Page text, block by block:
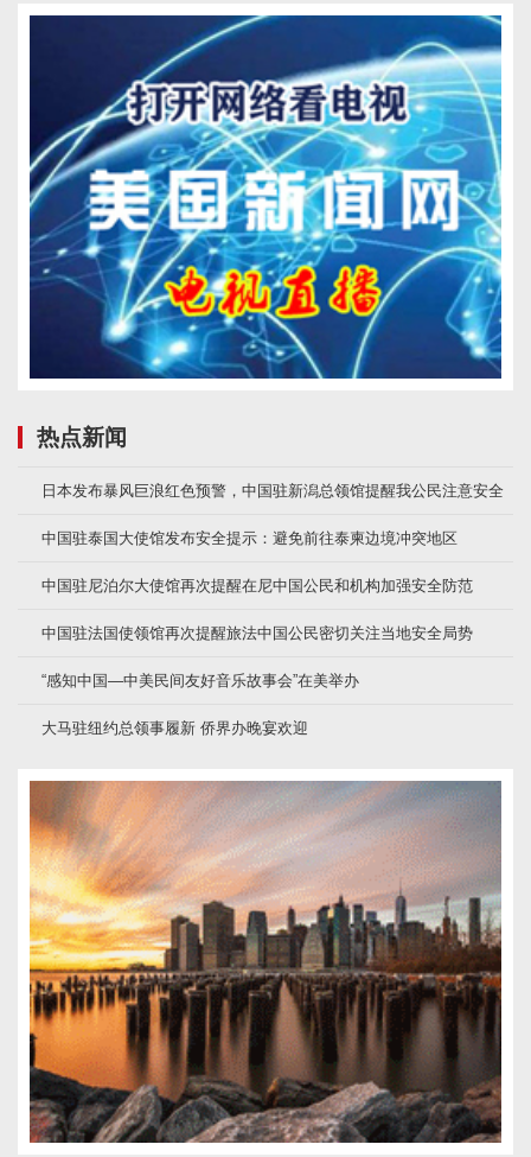
热点新闻
日本发布暴风巨浪红色预警，中国驻新潟总领馆提醒我公民注意安全
中国驻泰国大使馆发布安全提示：避免前往泰柬边境冲突地区
中国驻尼泊尔大使馆再次提醒在尼中国公民和机构加强安全防范
中国驻法国使领馆再次提醒旅法中国公民密切关注当地安全局势
“感知中国—中美民间友好音乐故事会”在美举办
大马驻纽约总领事履新 侨界办晚宴欢迎